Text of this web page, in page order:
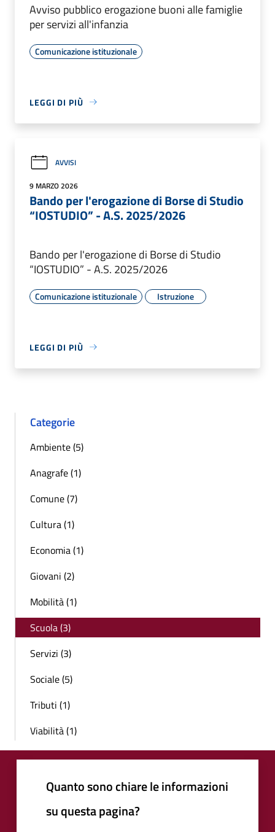
Avviso pubblico erogazione buoni alle famiglie
per servizi all'infanzia
Comunicazione istituzionale
LEGGI DI PIÙ
AVVISI
9 MARZO 2026
Bando per l'erogazione di Borse di Studio
“IOSTUDIO” - A.S. 2025/2026
Bando per l'erogazione di Borse di Studio
“IOSTUDIO” - A.S. 2025/2026
Comunicazione istituzionale Istruzione
LEGGI DI PIÙ
Categorie
Ambiente (5)
Anagrafe (1)
Comune (7)
Cultura (1)
Economia (1)
Giovani (2)
Mobilità (1)
Scuola (3)
Servizi (3)
Sociale (5)
Tributi (1)
Viabilità (1)
Quanto sono chiare le informazioni
su questa pagina?